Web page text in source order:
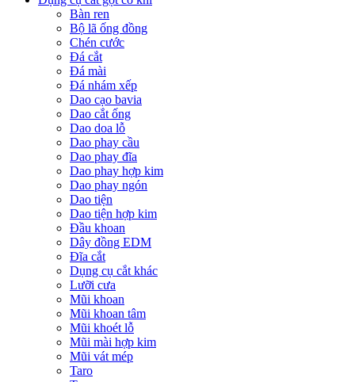
Bàn ren
Bộ lã ống đồng
Chén cước
Đá cắt
Đá mài
Đá nhám xếp
Dao cạo bavia
Dao cắt ống
Dao doa lỗ
Dao phay cầu
Dao phay đĩa
Dao phay hợp kim
Dao phay ngón
Dao tiện
Dao tiện hợp kim
Đầu khoan
Dây đồng EDM
Đĩa cắt
Dụng cụ cắt khác
Lưỡi cưa
Mũi khoan
Mũi khoan tâm
Mũi khoét lỗ
Mũi mài hợp kim
Mũi vát mép
Taro